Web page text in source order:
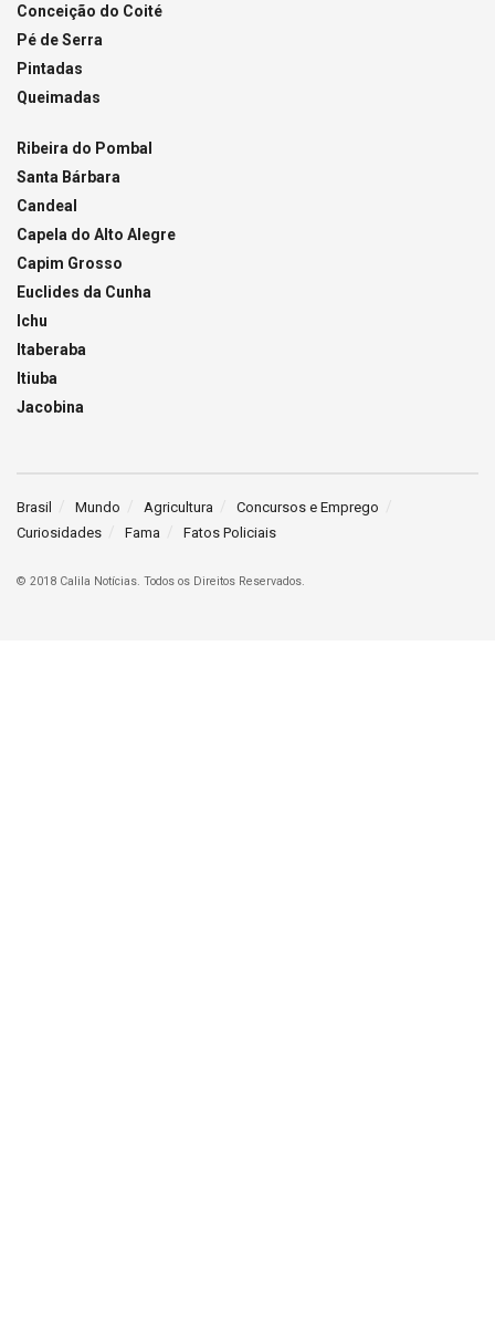
Conceição do Coité
Pé de Serra
Pintadas
Queimadas
Ribeira do Pombal
Santa Bárbara
Candeal
Capela do Alto Alegre
Capim Grosso
Euclides da Cunha
Ichu
Itaberaba
Itiuba
Jacobina
Brasil Mundo Agricultura
Concursos e Emprego
Curiosidades
Fama Fatos Policiais
© 2018 Calila Notícias. Todos os Direitos Reservados.